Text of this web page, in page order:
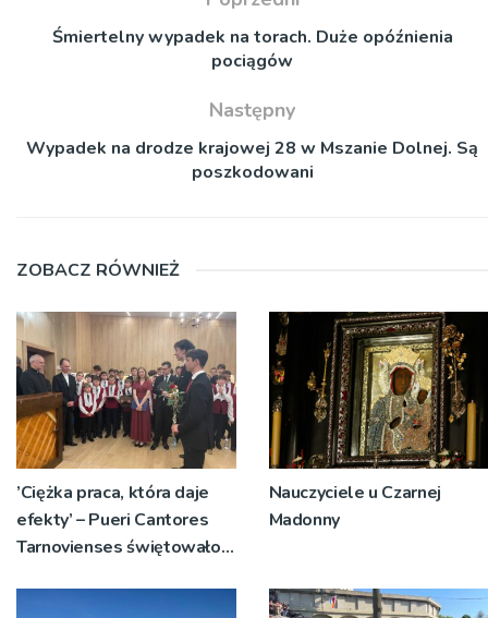
Śmiertelny wypadek na torach. Duże opóźnienia
pociągów
Następny
Wypadek na drodze krajowej 28 w Mszanie Dolnej. Są
poszkodowani
ZOBACZ RÓWNIEŻ
’Ciężka praca, która daje
efekty’ – Pueri Cantores
Tarnovienses świętowało
Nauczyciele u Czarnej
Madonny